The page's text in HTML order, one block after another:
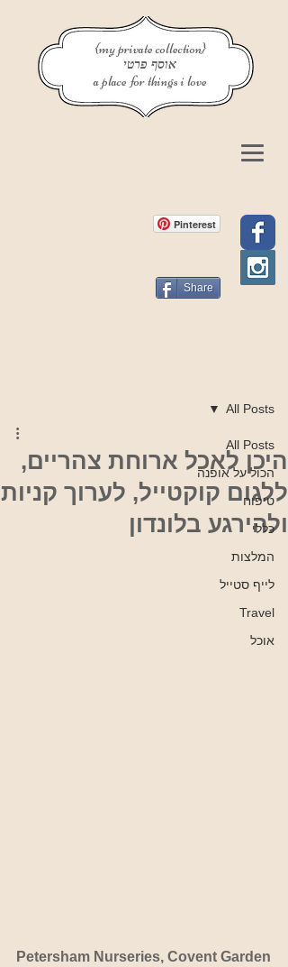
{my private collection}
אוסף פרטי
a place for things i love
Pinterest
Share
All Posts
הכול על אופנה
טיפוח
כללי
המלצות
לייף סטייל
Travel
אוכל
All Posts
היכן לאכל ארוחת צהריים,
ללגום קוקטייל, לערוך קניות
ולהירגע בלונדון
Petersham Nurseries, Covent Garden